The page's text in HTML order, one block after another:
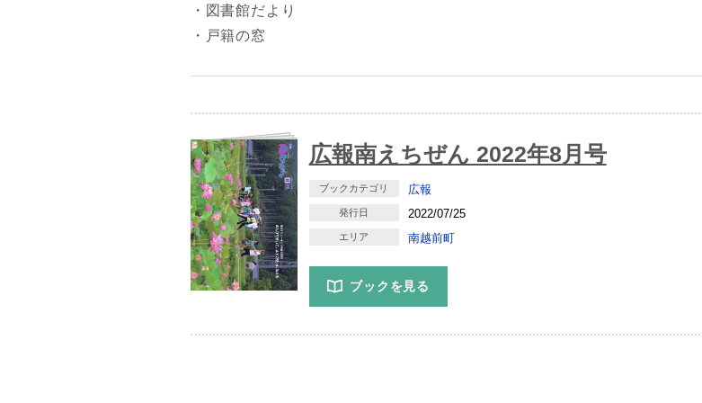
・図書館だより
・戸籍の窓
広報南えちぜん 2022年8月号
ブックカテゴリ 広報
発行日 2022/07/25
エリア 南越前町
ブックを見る